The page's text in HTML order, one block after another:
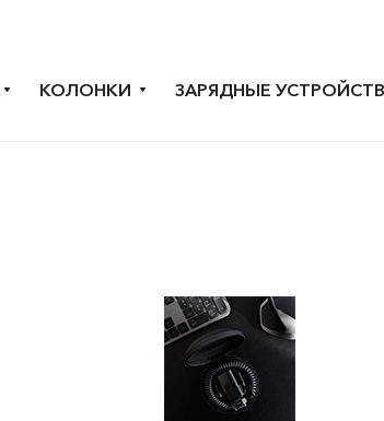
КОЛОНКИ ЗАРЯДНЫЕ